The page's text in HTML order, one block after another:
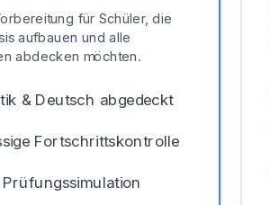
für Schüler, die
aufbauen und alle
abdecken möchten.
& Deutsch abgedeckt
Fortschrittskontrolle